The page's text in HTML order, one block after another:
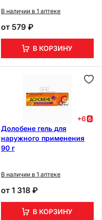
В наличии в 1 аптеке
от 579 ₽
В КОРЗИНУ
+6
Долобене гель для
наружного применения
90 г
В наличии в 1 аптеке
от 1 318 ₽
В КОРЗИНУ